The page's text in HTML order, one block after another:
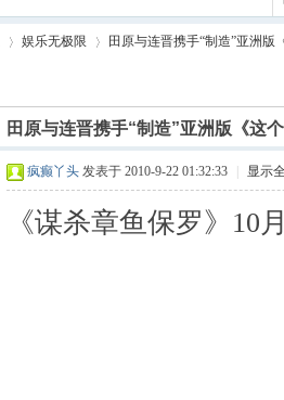
娱乐无极限
›
田原与连晋携手“制造”亚洲版
田原与连晋携手“制造”亚洲版《这
疯癫丫头 发表于 2010-9-22 01:32:33 显示
《谋杀章鱼保罗》10